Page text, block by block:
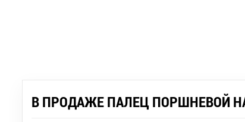
В ПРОДАЖЕ ПАЛЕЦ ПОРШНЕВОЙ